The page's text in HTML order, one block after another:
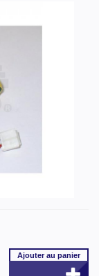
Ajouterau panier